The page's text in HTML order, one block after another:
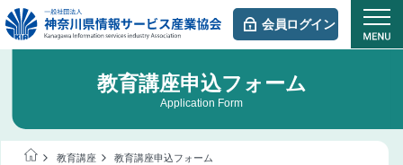
会員ログイン
教育講座申込フォーム
Application Form
教育講座 教育講座申込フォーム